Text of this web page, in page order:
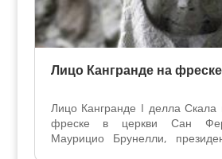
Лицо Кангранде на
Лицо Кангранде I делла
фреске в церкви Сан
Маурицио Брунелли,